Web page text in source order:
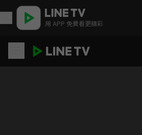
用 APP 免費看更精彩